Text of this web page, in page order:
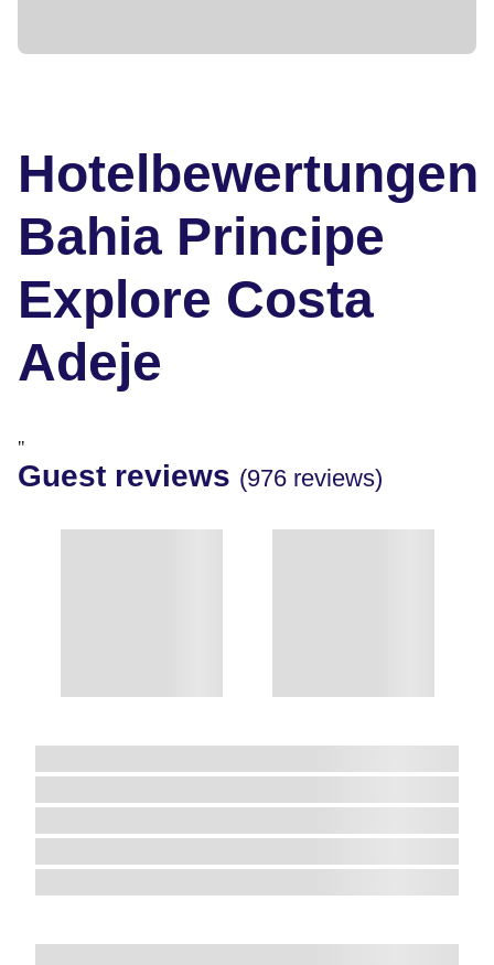
Hotelbewertungen
Bahia Principe
Explore Costa
Adeje
"
Guest reviews (976 reviews)